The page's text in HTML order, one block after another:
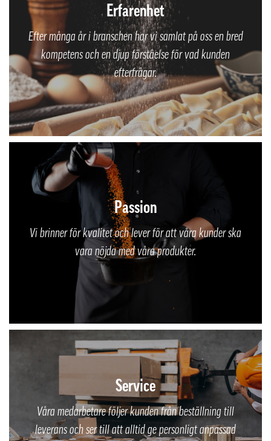
Erfarenhet
Efter många år i branschen har vi samlat på oss en bred
kompetens och en djup förståelse för vad kunden
efterfrågar.
Passion
Vi brinner för kvalitet och lever för att våra kunder ska
vara nöjda med våra produkter.
Service
Våra medarbetare följer kunden från beställning till
leverans och ser till att alltid ge personligt anpassad